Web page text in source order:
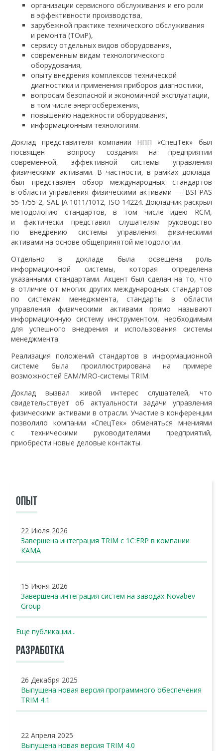
организации сервисного обслуживания и его роли
в эффективности производства,
зарубежной практике технического обслуживания
и ремонта (ТОиР),
сервису отдельных видов оборудования,
современным видам технологического
оборудования,
опыту внедрения комплексов технической
диагностики и применения приборов диагностики,
вопросам безопасной и экономичной эксплуатации,
в том числе энергосбережения,
повышению надежности оборудования,
информационным технологиям.
Доклад представителя компании НПП «СпецТек» был
посвящен вопросу создания на предприятии
современной, эффективной системы управления
физическими активами. В частности, в рамках доклада
был представлен обзор международных стандартов
в области управления физическими активами — BSI PAS
55-1/55-2, SAE JA 1011/1012, ISO 14224. Докладчик раскрыл
методологию стандартов, в том числе идею RCM,
и фактически представил слушателям руководство
по внедрению системы управления физическими
активами на основе общепринятой методологии.
Отдельно в докладе была освещена роль
информационной системы, которая определена
указанными стандартами. Акцент был сделан на то, что
в отличие от многих других международных стандартов
по системам менеджмента, стандарты в области
управления физическими активами прямо называют
информационную систему инструментом, необходимым
для успешного внедрения и использования системы
менеджмента.
Реализация положений стандартов в информационной
системе была проиллюстрирована на примере
возможностей EAM/MRO-системы TRIM.
Доклад вызвал живой интерес слушателей, что
свидетельствует об актуальности задачи управления
физическими активами в отрасли. Участие в конференции
позволило компании «СпецТек» обменяться мнениями
с техническими руководителями предприятий,
приобрести новые деловые контакты.
ОПЫТ
22 Июля 2026
Завершена интеграция TRIM с 1С:ERP в компании
КАМА
15 Июня 2026
Завершена интеграция систем на заводах Novabev
Group
Еще публикации...
РАЗРАБОТКА
26 Декабря 2025
Выпущена новая версия программного обеспечения
TRIM 4.1
22 Апреля 2025
Выпущена новая версия TRIM 4.0